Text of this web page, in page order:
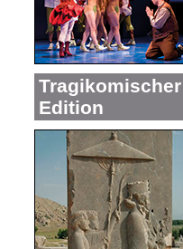
Edition